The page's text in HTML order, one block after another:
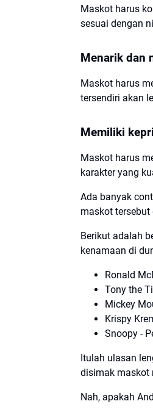
Maskot harus
sesuai dengan
Menarik dan
Maskot harus
tersendiri akan
Memiliki
Maskot harus
karakter yang
Ada banyak
maskot
Berikut adalah
kenamaan di
Ronald
Tony the
Mickey
Krispy
Snoopy -
Itulah ulasan
disimak maskot
Nah, apakah